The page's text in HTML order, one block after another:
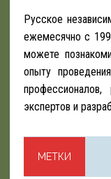
Русское
ежемесячно с
можете
опыту
профессионалов,
экспертов и
МЕТКИ